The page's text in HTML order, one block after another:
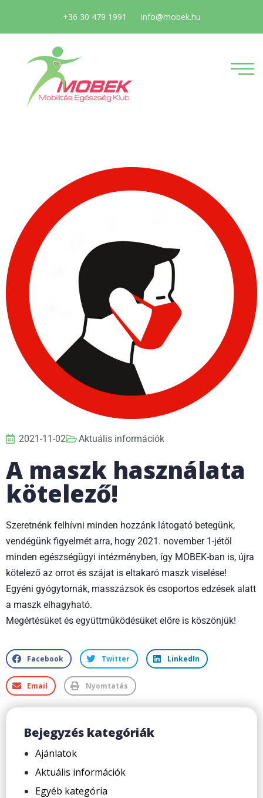
+36 30 479 1991 info@mobek.hu
2021-11-02 Aktuális információk
A maszk használata
kötelező!
Szeretnénk felhívni minden hozzánk látogató betegünk,
vendégünk figyelmét arra, hogy 2021. november 1-jétől
minden egészségügyi intézményben, így MOBEK-ban is, újra
kötelező az orrot és szájat is eltakaró maszk viselése!
Egyéni gyógytornák, masszázsok és csoportos edzések alatt
a maszk elhagyható.
Megértésüket és együttműködésüket előre is köszönjük!
Facebook Twitter LinkedIn
Email Nyomtatás
Bejegyzés kategóriák
Ajánlatok
Aktuális információk
Egyéb kategória